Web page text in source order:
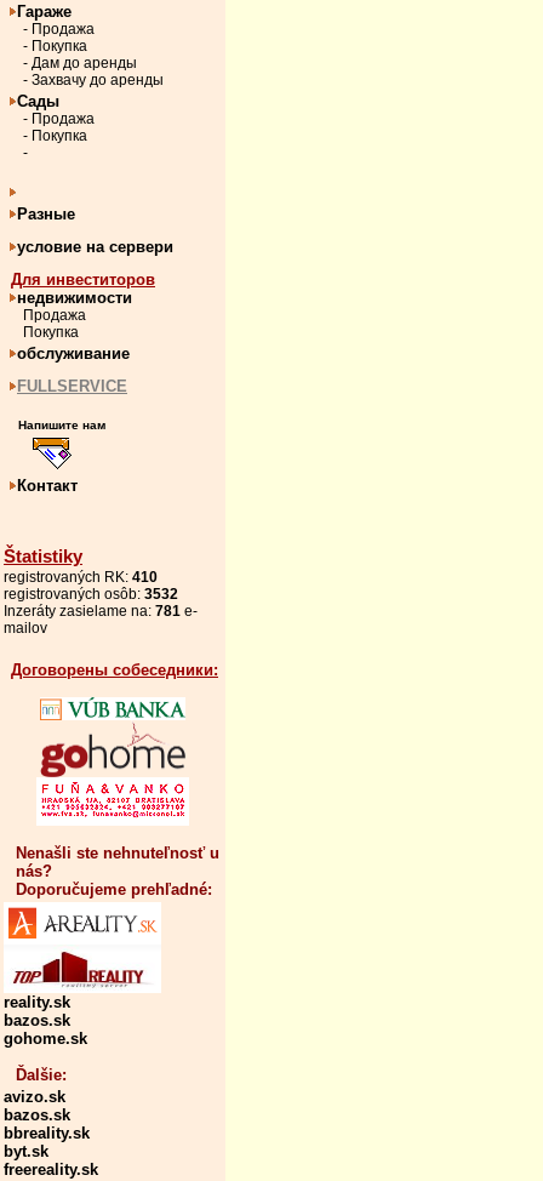
Гараже
- Продажа
- Покупка
- Дам до аренды
- Захвачу до аренды
Сады
- Продажа
- Покупка
-
Разные
условие на сервери
Для инвеститоров
недвижимости
Продажа
Покупка
обслуживание
FULLSERVICE
Напишите нам
Контакт
Štatistiky
registrovaných RK: 410
registrovaných osôb: 3532
Inzeráty zasielame na: 781 e-
mailov
Договорены собеседники:
Nenašli ste nehnuteľnosť u
nás?
Doporučujeme prehľadné:
reality.sk
bazos.sk
gohome.sk
Ďalšie:
avizo.sk
bazos.sk
bbreality.sk
byt.sk
freereality.sk